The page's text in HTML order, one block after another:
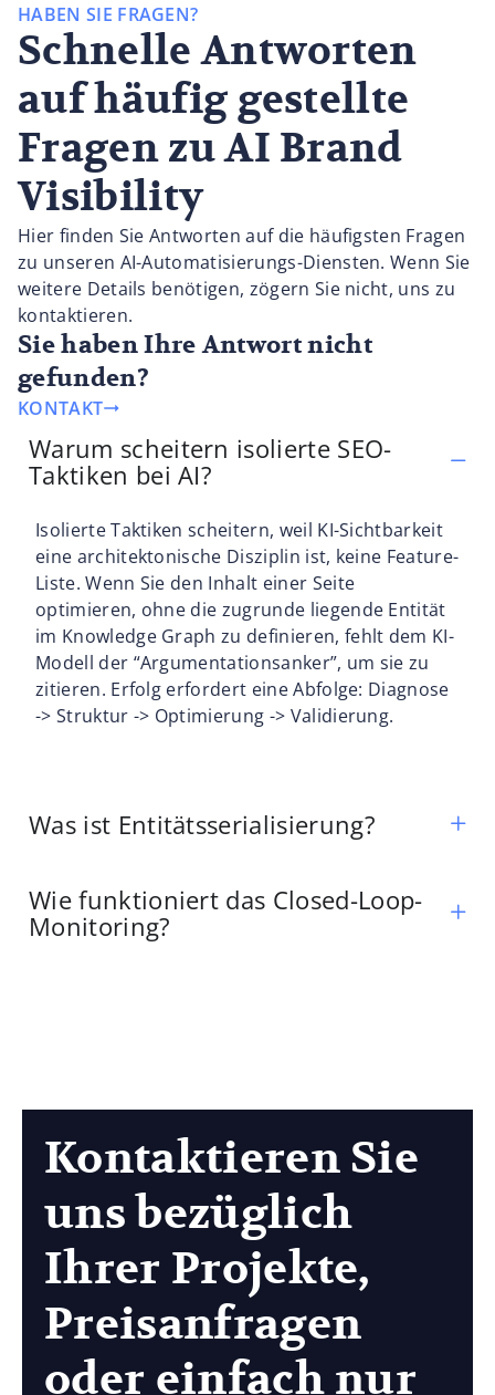
HABEN SIE FRAGEN?
Schnelle Antworten
auf häufig gestellte
Fragen zu AI Brand
Visibility
Hier finden Sie Antworten auf die häufigsten Fragen
zu unseren AI-Automatisierungs-Diensten. Wenn Sie
weitere Details benötigen, zögern Sie nicht, uns zu
kontaktieren.
Sie haben Ihre Antwort nicht
gefunden?
KONTAKT
Warum scheitern isolierte SEO-
Taktiken bei AI?
Isolierte Taktiken scheitern, weil KI-Sichtbarkeit
eine architektonische Disziplin ist, keine Feature-
Liste. Wenn Sie den Inhalt einer Seite
optimieren, ohne die zugrunde liegende Entität
im Knowledge Graph zu definieren, fehlt dem KI-
Modell der “Argumentationsanker”, um sie zu
zitieren. Erfolg erfordert eine Abfolge: Diagnose
-> Struktur -> Optimierung -> Validierung.
Was ist Entitätsserialisierung?
Wie funktioniert das Closed-Loop-
Monitoring?
Kontaktieren Sie
uns bezüglich
Ihrer Projekte,
Preisanfragen
oder einfach nur